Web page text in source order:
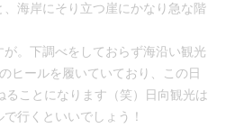
海岸にそり立つ崖にかなり急な階
。下調べをしておらず海沿い観光
ヒールを履いていており、この日
ことになります（笑）日向観光は
行くといいでしょう！